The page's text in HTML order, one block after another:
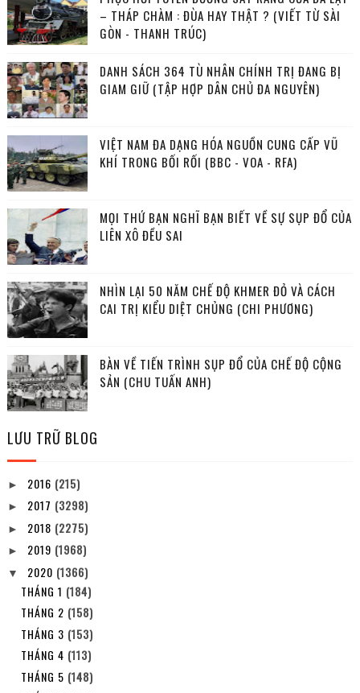
– THÁP CHÀM : ĐÙA HAY THẬT ? (VIẾT TỪ SÀI
GÒN - THANH TRÚC)
DANH SÁCH 364 TÙ NHÂN CHÍNH TRỊ ĐANG BỊ
GIAM GIỮ (TẬP HỢP DÂN CHỦ ĐA NGUYÊN)
VIỆT NAM ĐA DẠNG HÓA NGUỒN CUNG CẤP VŨ
KHÍ TRONG BỐI RỐI (BBC - VOA - RFA)
MỌI THỨ BẠN NGHĨ BẠN BIẾT VỀ SỰ SỤP ĐỔ CỦA
LIÊN XÔ ĐỀU SAI
NHÌN LẠI 50 NĂM CHẾ ĐỘ KHMER ĐỎ VÀ CÁCH
CAI TRỊ KIỂU DIỆT CHỦNG (CHI PHƯƠNG)
BÀN VỀ TIẾN TRÌNH SỤP ĐỔ CỦA CHẾ ĐỘ CỘNG
SẢN (CHU TUẤN ANH)
LƯU TRỮ BLOG
► 2016 (215)
► 2017 (3298)
► 2018 (2275)
► 2019 (1968)
▼ 2020 (1366)
THÁNG 1 (184)
THÁNG 2 (158)
THÁNG 3 (153)
THÁNG 4 (113)
THÁNG 5 (148)